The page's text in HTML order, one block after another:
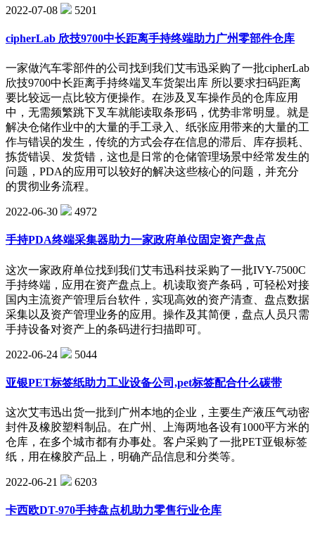
2022-07-08 5201
cipherLab 欣技9700中长距离手持终端助力广州零部件仓库
一家做汽车零部件的公司找到我们艾韦迅采购了一批cipherLab
欣技9700中长距离手持终端叉车货架出库 所以要求扫码距离
要比较远一点比较方便操作。在涉及叉车操作员的仓库应用
中，无需频繁跳下叉车就能读取条形码，优势非常明显。就是
解决仓储作业中的大量的手工录入、纸张应用带来的大量的工
作与错误的发生，传统的方式会存在信息的滞后、库存损耗、
拣货错误、发货错，这也是日常的仓储管理场景中经常发生的
问题，PDA的应用可以较好的解决这些核心的问题，并充分
的贯彻业务流程。
2022-06-30 4972
手持PDA终端采集器助力一家政府单位固定资产盘点
这次一家政府单位找到我们艾韦迅科技采购了一批IVY-7500C
手持终端，应用在资产盘点上。机读取资产条码，可轻松对接
国内主流资产管理后台软件，实现高效的资产清查、盘点数据
采集以及资产管理业务的应用。操作及其简便，盘点人员只需
手持设备对资产上的条码进行扫描即可。
2022-06-24 5044
亚银PET标签纸助力工业设备公司,pet标签配合什么碳带
这次艾韦迅出货一批到广州本地的企业，主要生产液压气动密
封件及橡胶塑料制品。在广州、上海两地各设有1000平方米的
仓库，在多个城市都有办事处。客户采购了一批PET亚银标签
纸，用在橡胶产品上，明确产品信息和分类等。
2022-06-21 6203
卡西欧DT-970手持盘点机助力零售行业仓库